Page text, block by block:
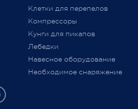
Клетки для перепелов
Компрессоры
Кунги для пикапов
Лебедки
Навесное оборудование
Необходимое снаряжение